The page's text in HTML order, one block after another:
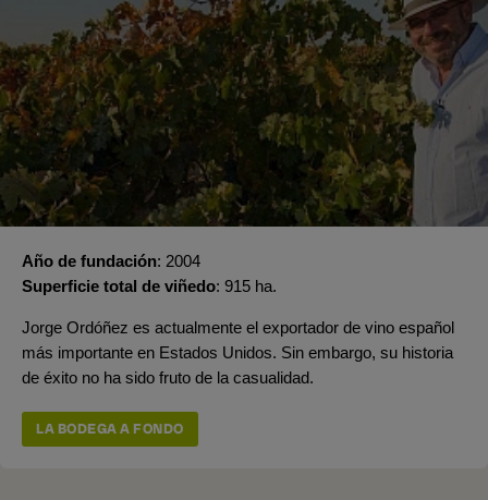
Año de fundación 2004
Superficie total de viñedo 915 ha.
Jorge Ordóñez es actualmente el exportador de vino español
más importante en Estados Unidos. Sin embargo, su historia
de éxito no ha sido fruto de la casualidad.
LA BODEGA A FONDO